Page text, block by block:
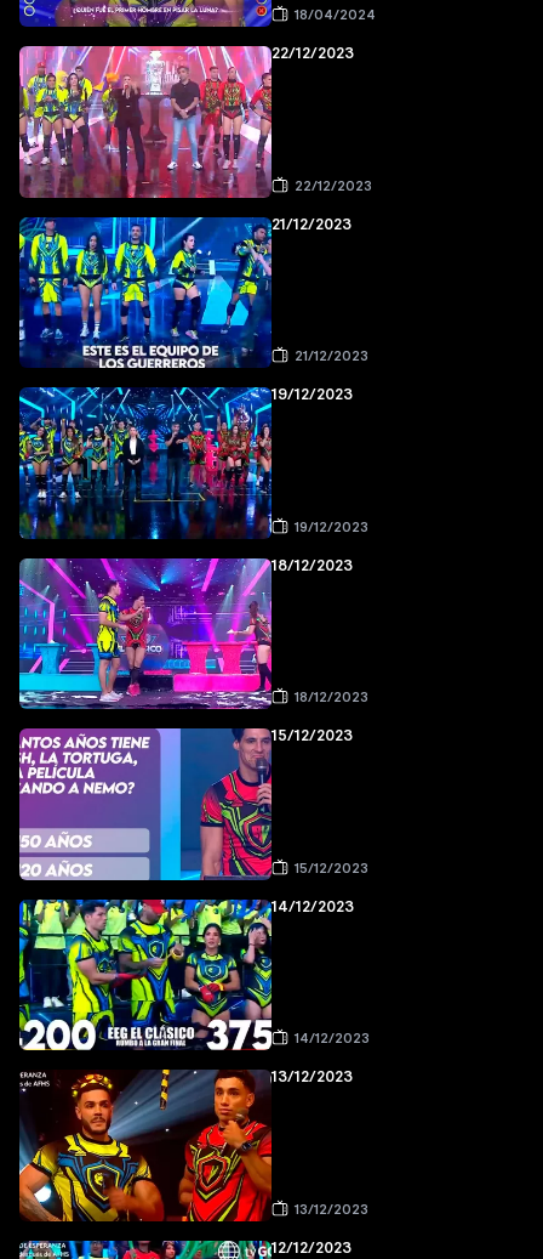
18/04/2024
22/12/2023
22/12/2023
21/12/2023
21/12/2023
19/12/2023
19/12/2023
18/12/2023
18/12/2023
15/12/2023
15/12/2023
14/12/2023
14/12/2023
13/12/2023
13/12/2023
12/12/2023